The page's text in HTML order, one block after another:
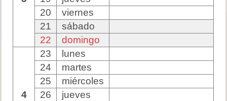
20
viernes
21
sábado
22
domingo
4
23
lunes
24
martes
25
miércoles
26
jueves